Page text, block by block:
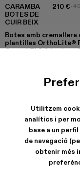
Utilitzem
analítics i per
base a un
de navegació
obtenir més
CARAMBA
BOTES DE
CUIR BEIX
210 €-
Botes amb cremallera
plantilles OrthoLite®
Organix™ 3.0 (amb un
CARACTERÍSTIQUES
CURA DEL PRODUCTE